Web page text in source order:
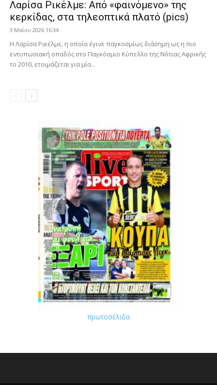
Λαρίσα Ρικέλμε: Από «φαινόμενο» της
κερκίδας, στα τηλεοπτικά πλατό (pics)
3 Μαΐου 2026 16:34
Η Λαρίσα Ρικέλμε, η οποία έγινε παγκοσμίως διάσημη ως η πιο
εντυπωσιακή οπαδός στο Παγκόσμιο Κύπελλο της Νότιας Αφρικής
το 2010, ετοιμάζεται για μία...
πρωτοσέλιδα